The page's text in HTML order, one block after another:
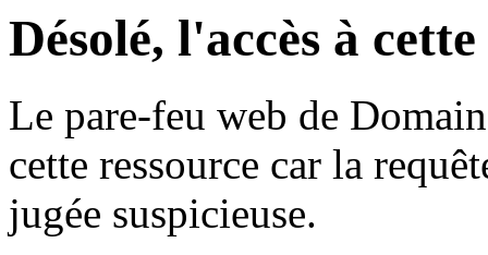
Désolé, l'accès à
Le pare-feu web de
cette ressource car la
jugée suspicieuse.